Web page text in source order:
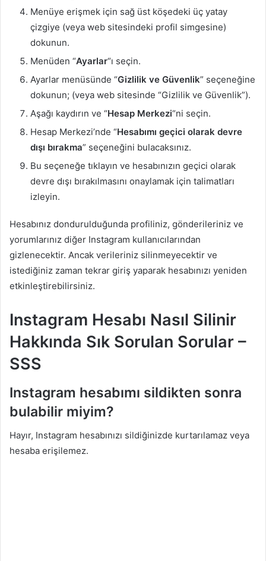
Menüye erişmek için sağ üst köşedeki üç yatay
çizgiye (veya web sitesindeki profil simgesine)
dokunun.
Menüden “Ayarlar“ı seçin.
Ayarlar menüsünde “Gizlilik ve Güvenlik” seçeneğine
dokunun; (veya web sitesinde “Gizlilik ve Güvenlik”).
Aşağı kaydırın ve “Hesap Merkezi“ni seçin.
Hesap Merkezi’nde “Hesabımı geçici olarak devre
dışı bırakma” seçeneğini bulacaksınız.
Bu seçeneğe tıklayın ve hesabınızın geçici olarak
devre dışı bırakılmasını onaylamak için talimatları
izleyin.
Hesabınız dondurulduğunda profiliniz, gönderileriniz ve
yorumlarınız diğer Instagram kullanıcılarından
gizlenecektir. Ancak verileriniz silinmeyecektir ve
istediğiniz zaman tekrar giriş yaparak hesabınızı yeniden
etkinleştirebilirsiniz.
Instagram Hesabı Nasıl Silinir
Hakkında Sık Sorulan Sorular –
SSS
Instagram hesabımı sildikten sonra
bulabilir miyim?
Hayır, Instagram hesabınızı sildiğinizde kurtarılamaz veya
hesaba erişilemez.